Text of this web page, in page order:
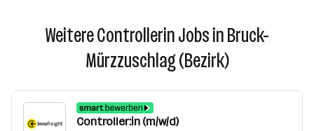
Weitere Controllerin Jobs in Bruck-
Mürzzuschlag (Bezirk)
Controller:in (m/w/d)